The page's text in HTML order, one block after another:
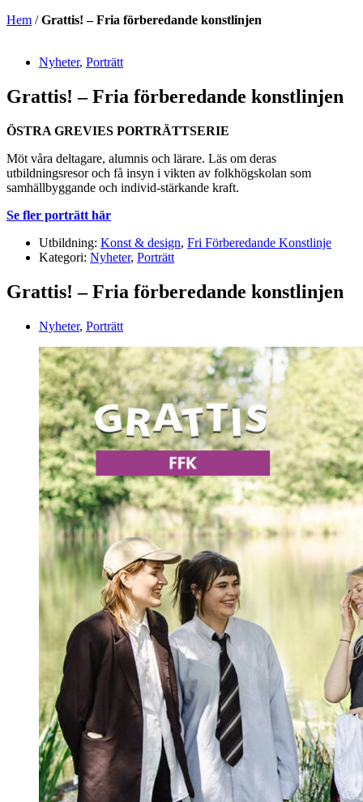
Hem /Grattis! – Fria förberedande konstlinjen
Nyheter, Porträtt
Grattis! – Fria förberedande konstlinjen
ÖSTRA GREVIES PORTRÄTTSERIE
Möt våra deltagare, alumnis och lärare. Läs om deras
utbildningsresor och få insyn i vikten av folkhögskolan som
samhällbyggande och individ-stärkande kraft.
Se fler porträtt här
Utbildning: Konst & design, Fri Förberedande Konstlinje
Kategori: Nyheter, Porträtt
Grattis! – Fria förberedande konstlinjen
Nyheter, Porträtt